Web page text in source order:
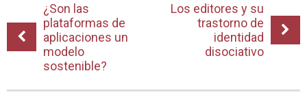
¿Son las
plataformas de
aplicaciones un
modelo
sostenible?
Los editores y su
trastorno de
identidad
disociativo